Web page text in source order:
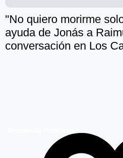
"No quiero morirme
ayuda de Jonás a
conversación en Los